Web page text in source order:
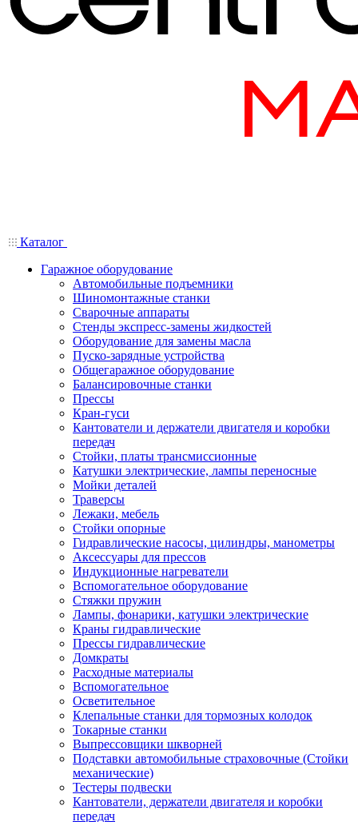
Каталог
Гаражное оборудование
Автомобильные подъемники
Шиномонтажные станки
Сварочные аппараты
Стенды экспресс-замены жидкостей
Оборудование для замены масла
Пуско-зарядные устройства
Общегаражное оборудование
Балансировочные станки
Прессы
Кран-гуси
Кантователи и держатели двигателя и коробки
передач
Стойки, платы трансмиссионные
Катушки электрические, лампы переносные
Мойки деталей
Траверсы
Лежаки, мебель
Стойки опорные
Гидравлические насосы, цилиндры, манометры
Аксессуары для прессов
Индукционные нагреватели
Вспомогательное оборудование
Стяжки пружин
Лампы, фонарики, катушки электрические
Краны гидравлические
Прессы гидравлические
Домкраты
Расходные материалы
Вспомогательное
Осветительное
Клепальные станки для тормозных колодок
Токарные станки
Выпрессовщики шкворней
Подставки автомобильные страховочные (Стойки
механические)
Тестеры подвески
Кантователи, держатели двигателя и коробки
передач